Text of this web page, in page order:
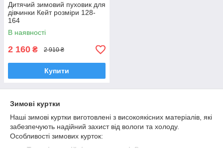
Дитячий зимовий пуховик для
дівчинки Кейт розміри 128-
164
В наявності
2 160 ₴ 2 910 ₴
Купити
Зимові куртки
Наші зимові куртки виготовлені з високоякісних матеріалів, які
забезпечують надійний захист від вологи та холоду.
Особливості зимових курток: